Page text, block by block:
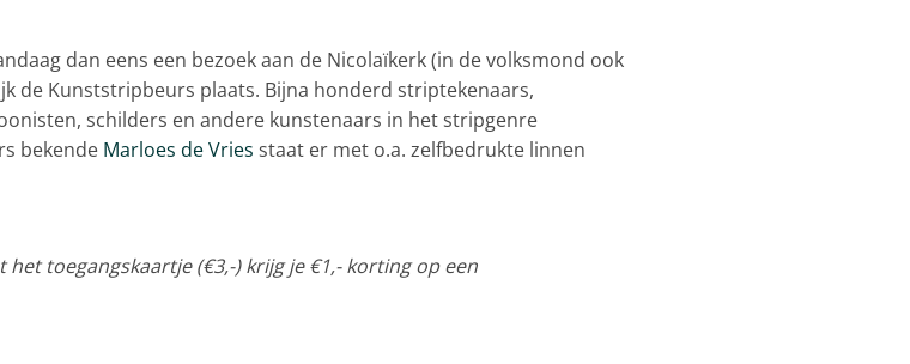
dan eens een bezoek aan de Nicolaïkerk (in de volksmond ook
de Kunststripbeurs plaats. Bijna honderd striptekenaars,
schilders en andere kunstenaars in het stripgenre
bekende Marloes de Vries staat er met o.a. zelfbedrukte linnen
het toegangskaartje (€3,-) krijg je €1,- korting op een